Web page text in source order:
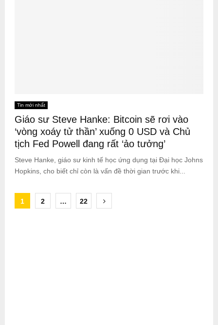
Tin mới nhất
Giáo sư Steve Hanke: Bitcoin sẽ rơi vào
‘vòng xoáy tử thần’ xuống 0 USD và Chủ
tịch Fed Powell đang rất ‘ảo tưởng’
Steve Hanke, giáo sư kinh tế học ứng dụng tại Đại học Johns
Hopkins, cho biết chỉ còn là vấn đề thời gian trước khi...
Posts
1 2 … 22